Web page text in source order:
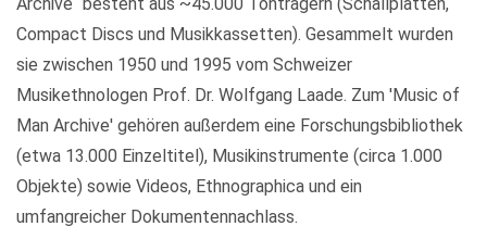
Compact Discs und Musikkassetten). Gesammelt wurden
sie zwischen 1950 und 1995 vom Schweizer
Musikethnologen Prof. Dr. Wolfgang Laade. Zum 'Music of
Man Archive' gehören außerdem eine Forschungsbibliothek
(etwa 13.000 Einzeltitel), Musikinstrumente (circa 1.000
Objekte) sowie Videos, Ethnographica und ein
umfangreicher Dokumentennachlass.